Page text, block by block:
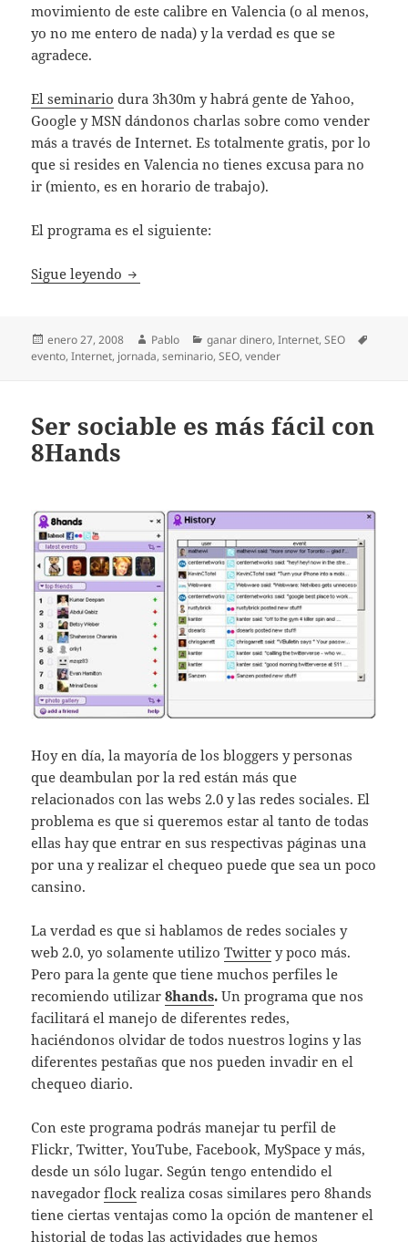
movimiento de este calibre en Valencia (o al menos,
yo no me entero de nada) y la verdad es que se
agradece.
El seminario dura 3h30m y habrá gente de Yahoo,
Google y MSN dándonos charlas sobre como vender
más a través de Internet. Es totalmente gratis, por lo
que si resides en Valencia no tienes excusa para no
ir (miento, es en horario de trabajo).
El programa es el siguiente:
Sigue leyendo Como vender más a través de Internet,
Publicado
el
enero 27, 2008 Autor
Pablo Categorías
ganar dinero,Internet,SEO
evento,Internet, jornada,seminario,SEO,vender
Ser sociable es más fácil con
8Hands
Hoy en día, la mayoría de los bloggers y personas
que deambulan por la red están más que
relacionados con las webs 2.0 y las redes sociales. El
problema es que si queremos estar al tanto de todas
ellas hay que entrar en sus respectivas páginas una
por una y realizar el chequeo puede que sea un poco
cansino.
La verdad es que si hablamos de redes sociales y
web 2.0, yo solamente utilizoTwitter y poco más.
Pero para la gente que tiene muchos perfiles le
recomiendo utilizar8hands. Un programa que nos
facilitará el manejo de diferentes redes,
haciéndonos olvidar de todos nuestros logins y las
diferentes pestañas que nos pueden invadir en el
chequeo diario.
Con este programa podrás manejar tu perfil de
Flickr, Twitter, YouTube, Facebook, MySpace y más,
desde un sólo lugar. Según tengo entendido el
navegadorflock realiza cosas similares pero 8hands
tiene ciertas ventajas como la opción de mantener el
historial de todas las actividades que hemos